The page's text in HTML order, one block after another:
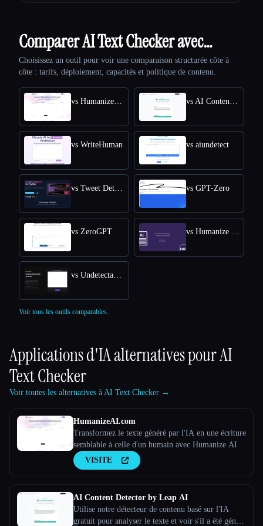
Comparer AI Text Checker avec…
Choisissez un outil pour voir une comparaison structurée côte à
côte : tarifs, déploiement, capacités et politique de contenu.
vs HumanizeAI.com vs AI Content Detector by Leap AI
vs WriteHuman vs aiundetect
vs Tweet Detective vs GPT-Zero
vs ZeroGPT vs Humanize AI Text
vs Undetectable AI
Voir tous les outils comparables.
Applications d'IA alternatives pourAI
Text Checker
Voir toutes les alternatives à AI Text Checker →
HumanizeAI.com
Transformez le texte généré par l'IA en une écriture
semblable à celle d'un humain avec Humanize AI
VISITE
AI Content Detector by Leap AI
Utilise notre détecteur de contenu basé sur l'IA
gratuit pour analyser le texte et voir s'il a été généré